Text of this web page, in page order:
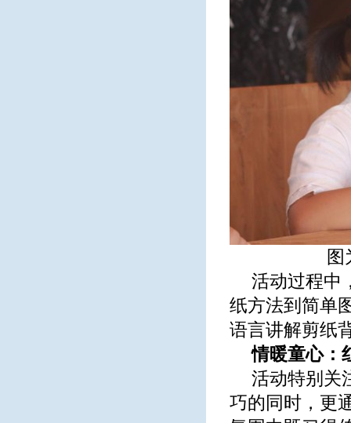
图
活动过程中
纸方法到简单
语言讲解剪纸
情暖童心：
活动特别关
巧的同时，更